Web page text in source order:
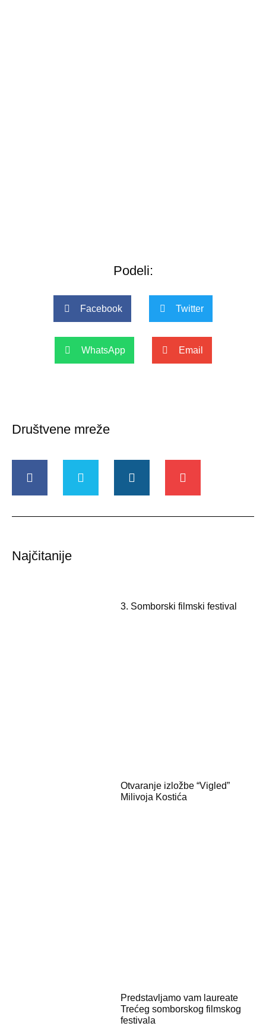
Podeli:
Facebook Twitter
WhatsApp Email
Društvene mreže
Najčitanije
3. Somborski filmski festival
Otvaranje izložbe “Vigled”
Milivoja Kostića
Predstavljamo vam laureate
Trećeg somborskog filmskog
festivala